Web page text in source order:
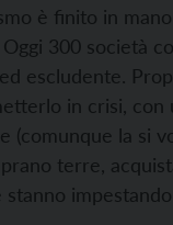
è finito in
300 società
escludente.
in crisi, con
(comunque la si
terre,